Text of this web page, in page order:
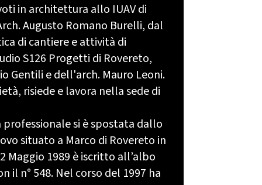
in architettura allo IUAV di
Augusto Romano Burelli, dal
di cantiere e attività di
S126 Progetti di Rovereto,
Gentili e dell'arch. Mauro Leoni.
risiede e lavora nella sede di
si è spostata dallo
situato a Marco di Rovereto in
Maggio 1989 è iscritto all’albo
il n° 548. Nel corso del 1997 ha